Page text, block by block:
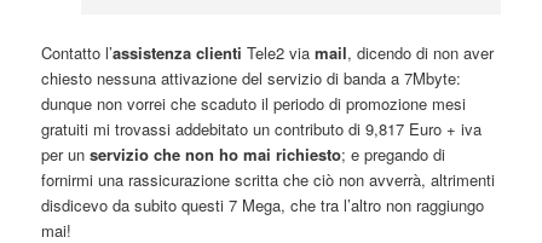
Contatto l’assistenza clienti Tele2 viamail, dicendo di non aver
chiesto nessuna attivazione del servizio di banda a 7Mbyte:
dunque non vorrei che scaduto il periodo di promozione mesi
gratuiti mi trovassi addebitato un contributo di 9,817 Euro + iva
per unservizio che non ho mai richiesto; e pregando di
fornirmi una rassicurazione scritta che ciò non avverrà, altrimenti
disdicevo da subito questi 7 Mega, che tra l’altro non raggiungo
mai!